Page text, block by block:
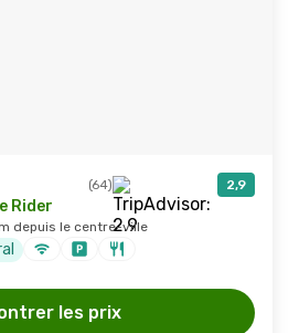
(64) 2,9
Rider
depuis le centre-ville
les prix